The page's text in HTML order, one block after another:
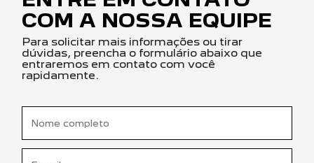
COM A NOSSA EQUIPE
Para solicitar mais informações ou tirar
dúvidas, preencha o formulário abaixo que
entraremos em contato com você
rapidamente.